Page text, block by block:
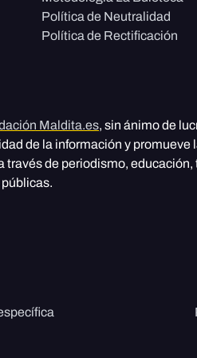
Política de Neutralidad
Política de Rectificación
Maldita.es, sin ánimo de
de la información y promueve
través de periodismo, educación,